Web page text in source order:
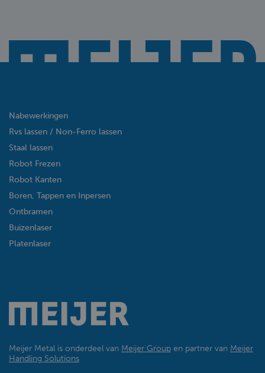
Nabewerkingen
Rvs lassen / Non-Ferro lassen
Staal lassen
Robot Frezen
Robot Kanten
Boren, Tappen en Inpersen
Ontbramen
Buizenlaser
Platenlaser
Meijer Metal is onderdeel van Meijer Group en partner van Meijer
Handling Solutions